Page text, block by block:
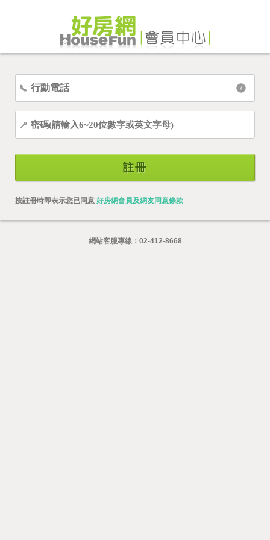
註冊
按註冊時即表示您已同意 好房網會員及網友同意條款
網站客服專線： 02-412-8668